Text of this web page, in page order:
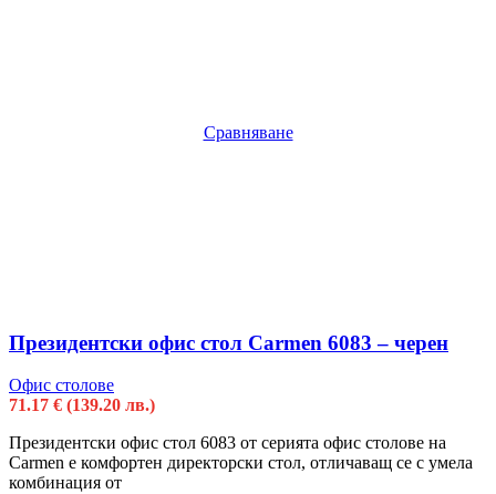
Сравняване
Президентски офис стол Carmen 6083 – черен
Офис столове
71.17 € (139.20 лв.)
Президентски офис стол 6083 от серията офис столове на
Carmen е комфортен директорски стол, отличаващ се с умела
комбинация от